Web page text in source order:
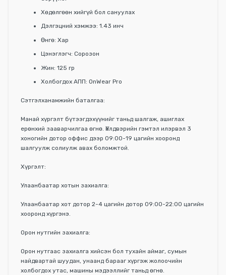
Хөдөлгөөн хийгүй бол сануулах
Дэлгэцний хэмжээ: 1.43 инч
Өнгө: Хар
Цэнэглэгч: Сорозон
Жин: 125 гр
Холбогдох АПП: OnWear Pro
Сэтгэлханамжийн баталгаа:
Манай хүргэлт бүтээгдэхүүнийг таньд шалгаж, ашиглах
ерөнхий зааварчилгаа өгнө. Үйлдвэрийн гэмтэл илэрвэл 3
хоногийн дотор оффис дээр 09:00-19 цагийн хооронд
шалгуулж солиулж авах боломжтой.
Хүргэлт:
Улаанбаатар хотын захиалга:
Улаанбаатар хот дотор 2-4 цагийн дотор 09:00-22:00 цагийн
хооронд хүргэнэ.
Орон нутгийн захиалга:
Орон нутгаас захиалга хийсэн бол тухайн аймаг, сумын
найдвартай шуудан, унаанд барааг хүргэж жолоочийн
холбогдох утас, машины мэдээллийг таньд өгнө.